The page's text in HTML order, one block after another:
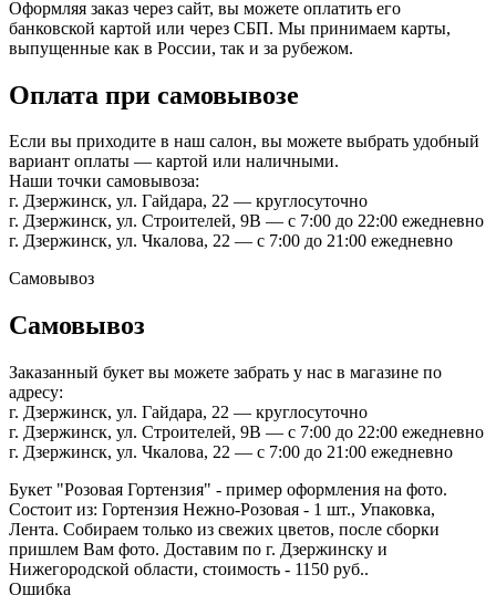
Оформляя заказ через сайт, вы можете оплатить его
банковской картой или через СБП. Мы принимаем карты,
выпущенные как в России, так и за рубежом.
Оплата при самовывозе
Если вы приходите в наш салон, вы можете выбрать удобный
вариант оплаты — картой или наличными.
Наши точки самовывоза:
г. Дзержинск, ул. Гайдара, 22 — круглосуточно
г. Дзержинск, ул. Строителей, 9В — с 7:00 до 22:00 ежедневно
г. Дзержинск, ул. Чкалова, 22 — с 7:00 до 21:00 ежедневно
Самовывоз
Самовывоз
Заказанный букет вы можете забрать у нас в магазине по
адресу:
г. Дзержинск, ул. Гайдара, 22 — круглосуточно
г. Дзержинск, ул. Строителей, 9В — с 7:00 до 22:00 ежедневно
г. Дзержинск, ул. Чкалова, 22 — с 7:00 до 21:00 ежедневно
Букет "Розовая Гортензия" - пример оформления на фото.
Состоит из: Гортензия Нежно-Розовая - 1 шт., Упаковка,
Лента. Собираем только из свежих цветов, после сборки
пришлем Вам фото. Доставим по г. Дзержинску и
Нижегородской области, стоимость - 1150 руб..
Ошибка